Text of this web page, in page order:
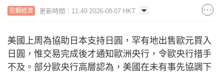
宏觀經濟 更新時間：11:49 2026-08-07 HKT
美國上周為協助日本支持日圓，罕有地出售歐元買入
日圓，惟交易完成後才通知歐洲央行，令歐央行措手
不及。部分歐央行高層認為，美國在未有事先協調下